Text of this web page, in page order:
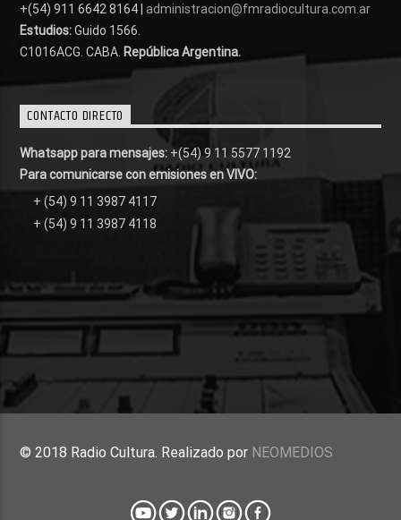
+(54) 911 6642 8164 | administracion@fmradiocultura.com.ar
Estudios:Guido 1566.
C1016ACG . CABA. República Argentina.
CONTACTO DIRECTO
Whatsapp para mensajes: +(54) 9 11 5577 1192
Para comunicarse con emisiones en VIVO:
+ (54) 9 11 3987 4117
+ (54) 9 11 3987 4118
© 2018 Radio Cultura. Realizado por NEOMEDIOS